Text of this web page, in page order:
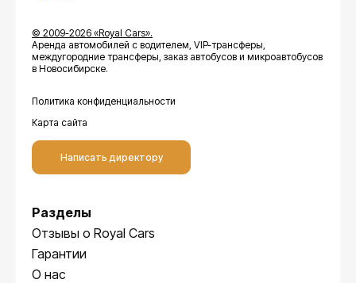
© 2009-2026 «Royal Cars».
Аренда автомобилей с водителем, VIP-трансферы,
междугородние трансферы, заказ автобусов и микроавтобусов
в Новосибирске.
Политика конфиденциальности
Карта сайта
Написать директору
Разделы
Отзывы о Royal Cars
Гарантии
О нас